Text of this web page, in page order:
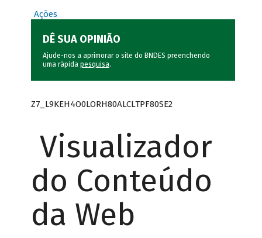
Ações
DÊ SUA OPINIÃO
Ajude-nos a aprimorar o site do BNDES preenchendo
uma rápida pesquisa.
Z7_L9KEH4O0LORH80ALCLTPF80SE2
Visualizador
do Conteúdo
da Web